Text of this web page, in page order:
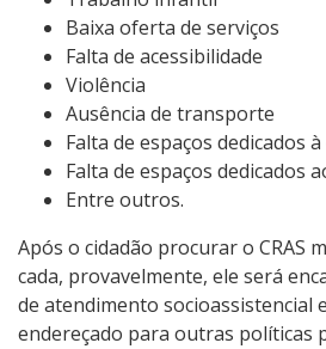
Baixa oferta de serviços
Falta de acessibilidade
Violência
Ausência de transporte
Falta de espaços dedicados
Falta de espaços dedicados
Entre outros.
Após o cidadão procurar o CRAS
cada, provavelmente, ele será
de atendimento socioassistencial
endereçado para outras políticas